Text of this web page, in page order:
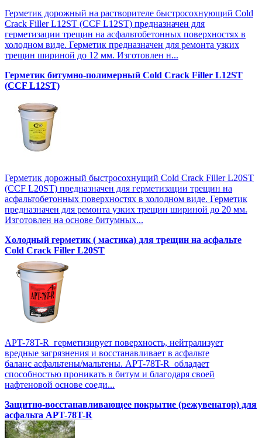
Герметик дорожный на растворителе быстросохнующий Cold
Crack Filler L12SТ (CCF L12SТ) предназначен для
герметизации трещин на асфальтобетонных поверхностях в
холодном виде. Герметик предназначен для ремонта узких
трещин шириной до 12 мм. Изготовлен н...
Герметик битумно-полимерный Cold Crack Filler L12SТ
(CCF L12SТ)
Герметик дорожный быстросохнущий Cold Crack Filler L20SТ
(CCF L20SТ) предназначен для герметизации трещин на
асфальтобетонных поверхностях в холодном виде. Герметик
предназначен для ремонта узких трещин шириной до 20 мм.
Изготовлен на основе битумных...
Холодный герметик ( мастика) для трещин на асфальте
Cold Crack Filler L20SТ
APT-78T-R герметизирует поверхность, нейтрализует
вредные загрязнения и восстанавливает в асфальте
баланс асфальтены/мальтены. APT-78T-R обладает
способностью проникать в битум и благодаря своей
нафтеновой основе соеди...
Защитно-восстанавливающее покрытие (режувенатор) для
асфальта APT-78T-R